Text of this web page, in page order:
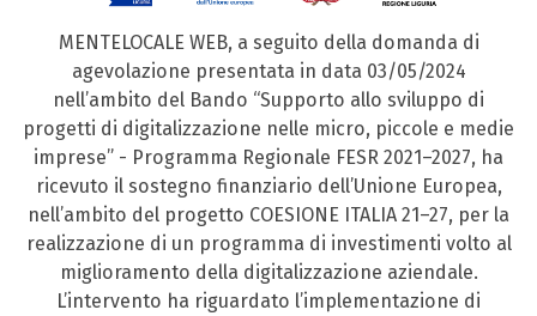
MENTELOCALE WEB, a seguito della domanda di
agevolazione presentata in data 03/05/2024
nell’ambito del Bando “Supporto allo sviluppo di
progetti di digitalizzazione nelle micro, piccole e medie
imprese” - Programma Regionale FESR 2021–2027, ha
ricevuto il sostegno finanziario dell’Unione Europea,
nell’ambito del progetto COESIONE ITALIA 21–27, per la
realizzazione di un programma di investimenti volto al
miglioramento della digitalizzazione aziendale.
L’intervento ha riguardato l’implementazione di